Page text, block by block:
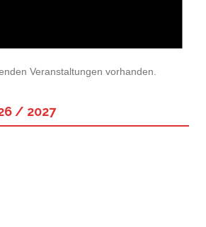
Veranstaltungen vorhanden.
/ 2027